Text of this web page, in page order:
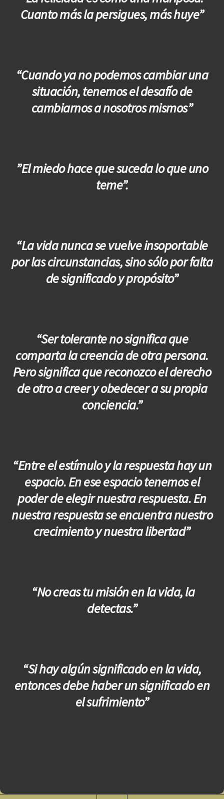
Cuanto más la persigues, más huye”
“Cuando ya no podemos cambiar una
situación, tenemos el desafío de
cambiarnos a nosotros mismos”
”El miedo hace que suceda lo que uno
teme”.
“La vida nunca se vuelve insoportable
por las circunstancias, sino sólo por falta
de significado y propósito”
“Ser tolerante no significa que
comparta la creencia de otra persona.
Pero significa que reconozco el derecho
de otro a creer y obedecer a su propia
conciencia.”
“Entre el estímulo y la respuesta hay un
espacio. En ese espacio tenemos el
poder de elegir nuestra respuesta. En
nuestra respuesta se encuentra nuestro
crecimiento y nuestra libertad”
“No creas tu misión en la vida, la
detectas.”
“Si hay algún significado en la vida,
entonces debe haber un significado en
el sufrimiento”